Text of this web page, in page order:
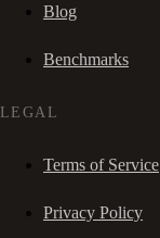
Blog
Benchmarks
LEGAL
Terms of Service
Privacy Policy